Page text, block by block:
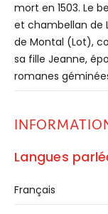
mort en 1503. Le
et chambellan de
de Montal (Lot),
sa fille Jeanne,
romanes
Langues
Français